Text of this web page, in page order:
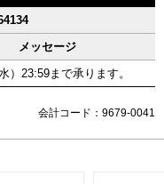
メッセージ
）23:59まで承ります。
会計コード：9679-0041